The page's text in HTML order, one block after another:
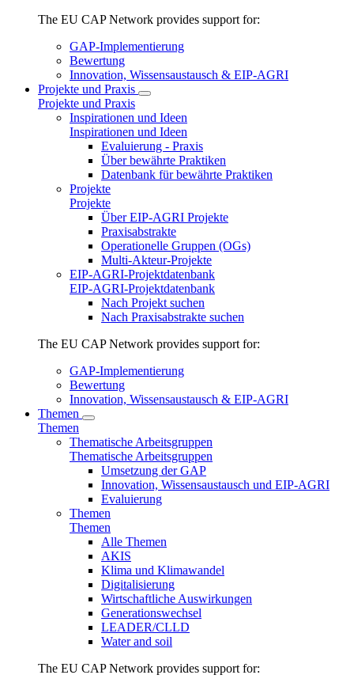
The EU CAP Network provides support for:
GAP-Implementierung
Bewertung
Innovation, Wissensaustausch & EIP-AGRI
Projekte und Praxis
Projekte und Praxis
Inspirationen und Ideen
Inspirationen und Ideen
Evaluierung - Praxis
Über bewährte Praktiken
Datenbank für bewährte Praktiken
Projekte
Projekte
Über EIP-AGRI Projekte
Praxisabstrakte
Operationelle Gruppen (OGs)
Multi-Akteur-Projekte
EIP-AGRI-Projektdatenbank
EIP-AGRI-Projektdatenbank
Nach Projekt suchen
Nach Praxisabstrakte suchen
The EU CAP Network provides support for:
GAP-Implementierung
Bewertung
Innovation, Wissensaustausch & EIP-AGRI
Themen
Themen
Thematische Arbeitsgruppen
Thematische Arbeitsgruppen
Umsetzung der GAP
Innovation, Wissensaustausch und EIP-AGRI
Evaluierung
Themen
Themen
Alle Themen
AKIS
Klima und Klimawandel
Digitalisierung
Wirtschaftliche Auswirkungen
Generationswechsel
LEADER/CLLD
Water and soil
The EU CAP Network provides support for: